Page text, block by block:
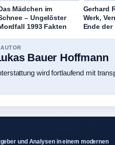
Mädchen im
– Ungelöster
1993 Fakten
Gerhard
Werk,
Ende der
Bauer Hoffmann
wird fortlaufend mit
und Analysen in einem modernen